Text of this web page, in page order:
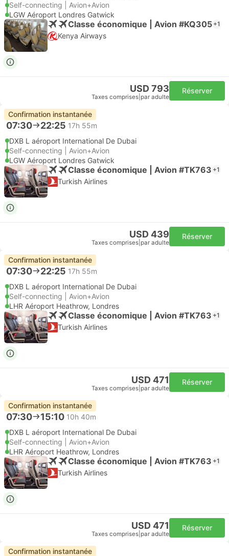
Self-connecting | Avion+Avion
LGW Aéroport Londres Gatwick
Classe économique | Avion #KQ305 +1
Kenya Airways
USD 793
Taxes comprises par adulte
Réserver
Confirmation instantanée
07:30 22:25 17h 55m
DXB L aéroport International De Dubai
Self-connecting | Avion+Avion
LGW Aéroport Londres Gatwick
Classe économique | Avion #TK763 +1
Turkish Airlines
USD 439
Taxes comprises par adulte
Réserver
Confirmation instantanée
07:30 22:25 17h 55m
DXB L aéroport International De Dubai
Self-connecting | Avion+Avion
LHR Aéroport Heathrow, Londres
Classe économique | Avion #TK763 +1
Turkish Airlines
USD 471
Taxes comprises par adulte
Réserver
Confirmation instantanée
07:30 15:10 10h 40m
DXB L aéroport International De Dubai
Self-connecting | Avion+Avion
LHR Aéroport Heathrow, Londres
Classe économique | Avion #TK763 +1
Turkish Airlines
USD 471
Taxes comprises par adulte
Réserver
Confirmation instantanée